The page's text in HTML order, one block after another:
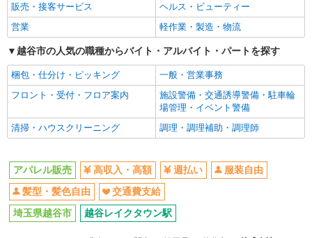
ファッション・アパレル
アパレル販売
同じ特徴から求人を探す
服装自由 交通費支給
販売・接客サービス
ヘルス・ビューティー
営業
軽作業・製造・物流
越谷市の人気の職種からバイト・アルバイト・パートを探す
梱包・仕分け・ピッキング
一般・営業事務
フロント・受付・フロア案内
施設警備・交通誘導警備・駐車輪
場管理・イベント警備
清掃・ハウスクリーニング
調理・調理補助・調理師
アパレル販売 高収入・高額 週払い
服装自由
髪型・髪色自由
交通費支給
埼玉県越谷市
越谷レイクタウン駅